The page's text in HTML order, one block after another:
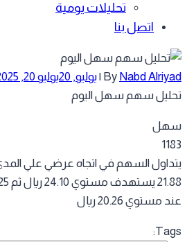
تحليلات يومية
اتصل بنا
ByNabd
|يوليو, 20
يوليو 20, 2025
سهم سهل اليوم
السهم في اتجاه عرضي علي المدي
مستوي 20.26 ريال